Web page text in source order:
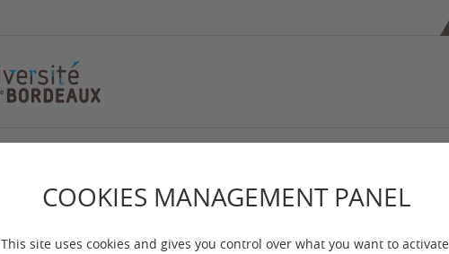
COOKIES MANAGEMENT PANEL
This site uses cookies and gives you control over what you want to
Prépas, DU et autres